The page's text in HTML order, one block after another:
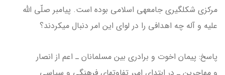
مرکزی شکل­گیری جامعه­ی اسلامی بوده است. پیامبر صلّی الله
علیه و آله چه اهدافی را در لوای این امر دنبال می­کردند؟
پاسخ: پیمان اخوت و برادری بین مسلمانان ـ اعم از انصار